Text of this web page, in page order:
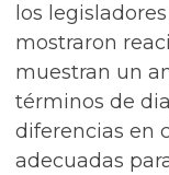
los
mostraron
muestran un
términos de
diferencias en
adecuadas